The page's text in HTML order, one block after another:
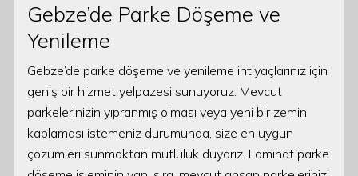
Gebze’de Parke Döşeme ve
Yenileme
Gebze’de parke döşeme ve yenileme ihtiyaçlarınız için
geniş bir hizmet yelpazesi sunuyoruz. Mevcut
parkelerinizin yıpranmış olması veya yeni bir zemin
kaplaması istemeniz durumunda, size en uygun
çözümleri sunmaktan mutluluk duyarız. Laminat parke